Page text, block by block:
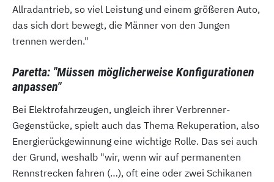
Allradantrieb, so viel Leistung und einem größeren Auto,
das sich dort bewegt, die Männer von den Jungen
trennen werden."
Paretta: "Müssen möglicherweise Konfigurationen
anpassen"
Bei Elektrofahrzeugen, ungleich ihrer Verbrenner-
Gegenstücke, spielt auch das Thema Rekuperation, also
Energierückgewinnung eine wichtige Rolle. Das sei auch
der Grund, weshalb "wir, wenn wir auf permanenten
Rennstrecken fahren (…), oft eine oder zwei Schikanen